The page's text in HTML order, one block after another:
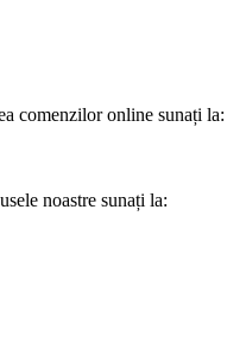
comenzilor online sunați la:
noastre sunați la: